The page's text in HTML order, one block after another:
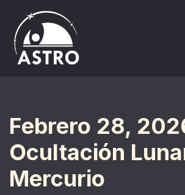
Saltar
al
contenido
Febrero 28,
Ocultación
Mercurio